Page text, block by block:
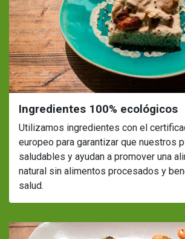
Ingredientes 100% ecológicos
Utilizamos ingredientes con el
europeo para garantizar que nuestros
saludables y ayudan a promover una
natural sin alimentos procesados y
salud.